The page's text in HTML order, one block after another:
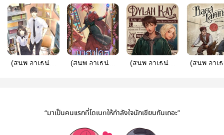
(สนพ.อาเธน่า)
(สนพ.อาเธน่า)
ความทรงจำ 1/2
(สนพ.อาเธน่า)
(สนพ.อาเ
“มาเป็นคนแรกที่โดเนทให้กำลังใจนักเขียนกันเถอะ”